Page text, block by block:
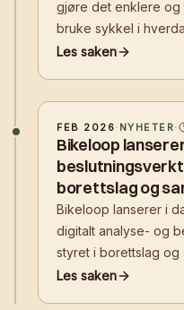
gjøre det enklere
bruke sykkel i
installert Bikeloop
Les saken
FEB 2026· NYHETER·
Bikeloop
borettslag og
Bikeloop lanserer i
digitalt analyse- og
styret i borettslag og
grunnlag for å
Les saken